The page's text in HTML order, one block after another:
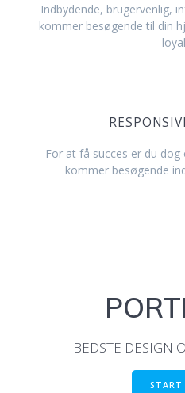
Indbydende, brugervenlig,
kommer besøgende til din
For at få succes er du
kommer besøgende
BEDSTE DESIGN
START